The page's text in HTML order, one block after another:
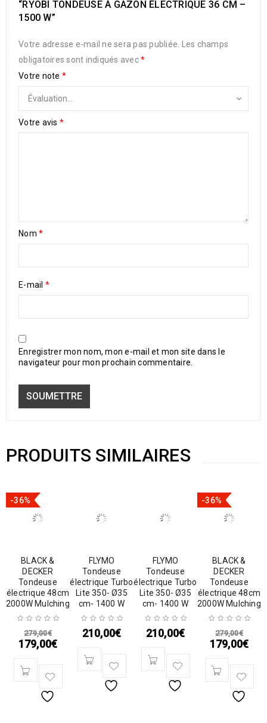
“RYOBI TONDEUSE À GAZON ÉLECTRIQUE 36 CM –
1500 W”
Votre adresse e-mail ne sera pas publiée.
Les champs
obligatoires sont indiqués avec*
Votre note *
Votre avis *
Nom *
E-mail *
Enregistrer mon nom, mon e-mail et mon site dans le
navigateur pour mon prochain commentaire.
PRODUITS SIMILAIRES
-36%
BLACK &
DECKER
Tondeuse
électrique 48cm
2000W Mulching
279,00€
179,00€
FLYMO
Tondeuse
électrique Turbo
Lite 350- Ø35
cm- 1400 W
210,00€
FLYMO
Tondeuse
électrique Turbo
Lite 350- Ø35
cm- 1400 W
210,00€
-36%
BLACK &
DECKER
Tondeuse
électrique 48cm
2000W Mulching
279,00€
179,00€